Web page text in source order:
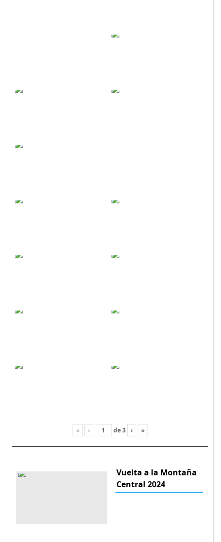
« ‹ de3 › »
Vuelta a la Montaña
Central 2024